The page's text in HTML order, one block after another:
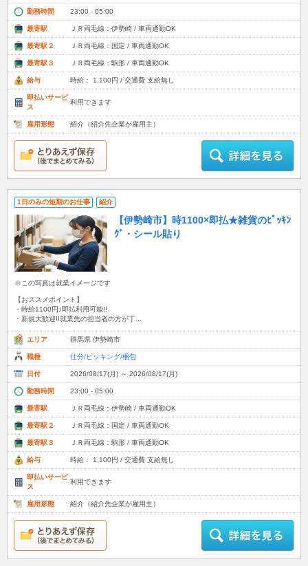
勤務時間 23:00 - 05:00
最寄駅 ＪＲ両毛線：伊勢崎 / 車両通勤OK
最寄駅２ ＪＲ両毛線：国定 / 車両通勤OK
最寄駅３ ＪＲ両毛線：駒形 / 車両通勤OK
給与 時給： 1,100円 / 交通費 支給無し
即払いサービ
ス
利用できます
雇用形態 紹介（紹介先企業が雇用主）
1日のみの短期のお仕事 紹介
【伊勢崎市】時1100×即払★雑貨のﾋﾟｯｷﾝ
ｸﾞ・シール貼り
※この写真は就業イメージです
【おススメポイント】
・時給1100円♪即払利用可能!!
・新規大歓迎!!就業先の担当者の方が丁...
エリア 群馬県 伊勢崎市
職種 仕分/ピッキング/梱包
日付 2026/08/17(月) ～ 2026/08/17(月)
勤務時間 23:00 - 05:00
最寄駅 ＪＲ両毛線：伊勢崎 / 車両通勤OK
最寄駅２ ＪＲ両毛線：国定 / 車両通勤OK
最寄駅３ ＪＲ両毛線：駒形 / 車両通勤OK
給与 時給： 1,100円 / 交通費 支給無し
即払いサービ
ス
利用できます
雇用形態 紹介（紹介先企業が雇用主）